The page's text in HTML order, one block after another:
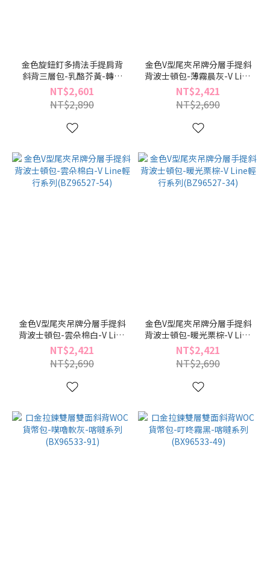
金色旋鈕釘多揹法手提肩背
斜背三層包-乳酪芥黃-轉轉
系列(BZ96490-59)
NT$2,601
NT$2,890
金色V型尾夾吊牌分層手提斜
背波士頓包-薄霧晨灰-V Line
輕行系列(BZ96527-91)
NT$2,421
NT$2,690
金色V型尾夾吊牌分層手提斜
背波士頓包-雲朵棉白-V Line
輕行系列(BZ96527-54)
NT$2,421
NT$2,690
金色V型尾夾吊牌分層手提斜
背波士頓包-暖光栗棕-V Line
輕行系列(BZ96527-34)
NT$2,421
NT$2,690